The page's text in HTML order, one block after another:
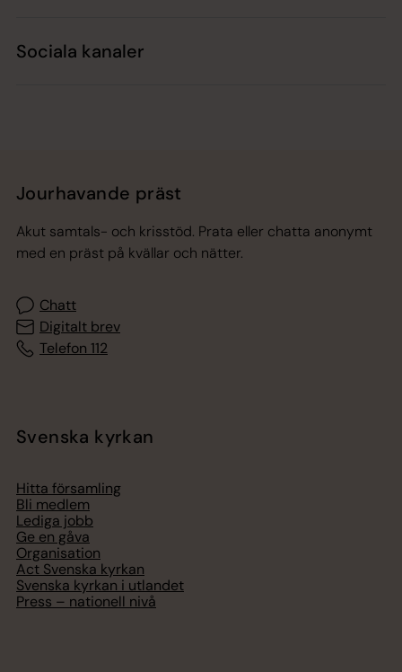
Sociala kanaler
Jourhavande präst
Akut samtals- och krisstöd. Prata eller chatta anonymt
med en präst på kvällar och nätter.
Chatt
Digitalt brev
Telefon 112
Svenska kyrkan
Hitta församling
Bli medlem
Lediga jobb
Ge en gåva
Organisation
Act Svenska kyrkan
Svenska kyrkan i utlandet
Press – nationell nivå